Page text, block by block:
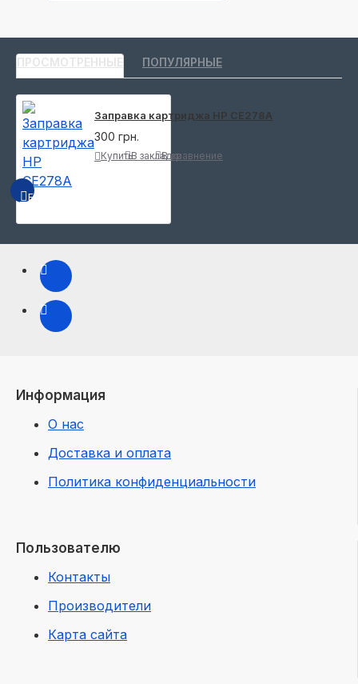
ПРОСМОТРЕННЫЕ ПОПУЛЯРНЫЕ
БЫСТРЫЙ ПРОСМОТР
Заправка картриджа HP CE278A
300 грн.
КупитьВ закладкиВ сравнение
Информация
О нас
Доставка и оплата
Политика конфиденциальности
Пользователю
Контакты
Производители
Карта сайта